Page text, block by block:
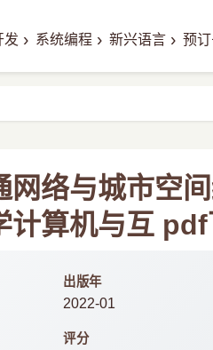
发 › 系统编程 › 新兴语言 › 预
网络与城市空
计算机与互
出版年
2022-01
评分